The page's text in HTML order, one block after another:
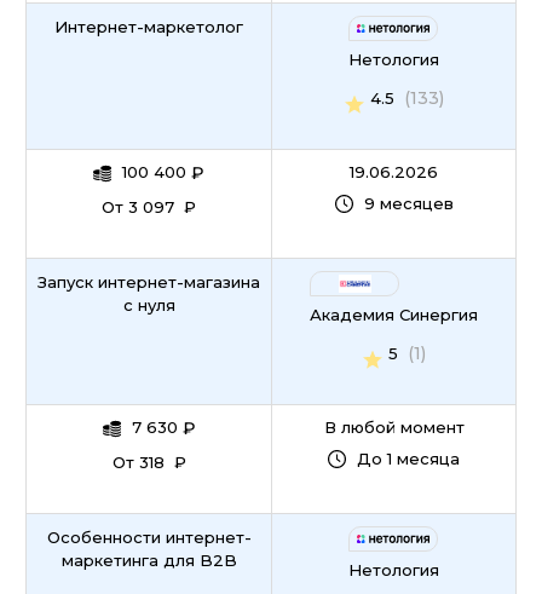
Интернет-маркетолог
100 400 ₽
От 3 097 ₽
Нетология
4.5
(133)
19.06.2026
9 месяцев
Запуск интернет-магазина
с нуля
7 630 ₽
От 318 ₽
Академия Синергия
5
(1)
В любой момент
До 1 месяца
Особенности интернет-
маркетинга для B2B
Нетология